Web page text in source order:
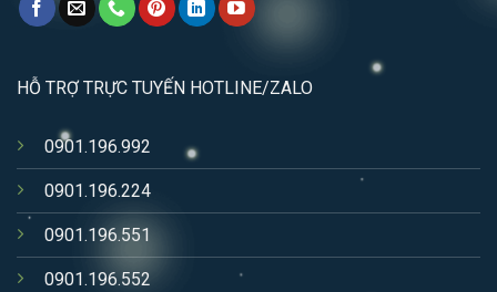
HỖ TRỢ TRỰC TUYẾN HOTLINE/ZALO
0901.196.992
0901.196.224
0901.196.551
0901.196.552